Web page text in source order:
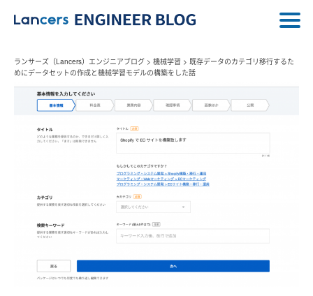
ランサーズ（Lancers）エンジニアブログ > 機械学習 > 既存データのカテゴリ移行するた
めにデータセットの作成と機械学習モデルの構築をした話